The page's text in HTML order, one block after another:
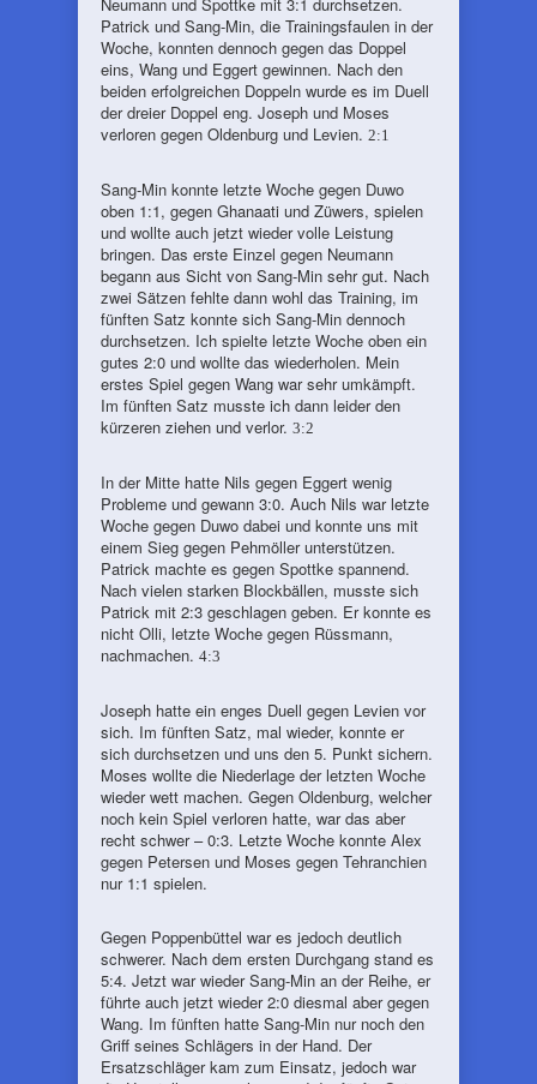
Patrick und Sang-Min, die Trainingsfaulen in der
Woche, konnten dennoch gegen das Doppel
eins, Wang und Eggert gewinnen. Nach den
beiden erfolgreichen Doppeln wurde es im Duell
der dreier Doppel eng. Joseph und Moses
verloren gegen Oldenburg und Levien. 2:1
Sang-Min konnte letzte Woche gegen Duwo
oben 1:1, gegen Ghanaati und Züwers, spielen
und wollte auch jetzt wieder volle Leistung
bringen. Das erste Einzel gegen Neumann
begann aus Sicht von Sang-Min sehr gut. Nach
zwei Sätzen fehlte dann wohl das Training, im
fünften Satz konnte sich Sang-Min dennoch
durchsetzen. Ich spielte letzte Woche oben ein
gutes 2:0 und wollte das wiederholen. Mein
erstes Spiel gegen Wang war sehr umkämpft.
Im fünften Satz musste ich dann leider den
kürzeren ziehen und verlor. 3:2
In der Mitte hatte Nils gegen Eggert wenig
Probleme und gewann 3:0. Auch Nils war letzte
Woche gegen Duwo dabei und konnte uns mit
einem Sieg gegen Pehmöller unterstützen.
Patrick machte es gegen Spottke spannend.
Nach vielen starken Blockbällen, musste sich
Patrick mit 2:3 geschlagen geben. Er konnte es
nicht Olli, letzte Woche gegen Rüssmann,
nachmachen. 4:3
Joseph hatte ein enges Duell gegen Levien vor
sich. Im fünften Satz, mal wieder, konnte er
sich durchsetzen und uns den 5. Punkt sichern.
Moses wollte die Niederlage der letzten Woche
wieder wett machen. Gegen Oldenburg, welcher
noch kein Spiel verloren hatte, war das aber
recht schwer – 0:3. Letzte Woche konnte Alex
gegen Petersen und Moses gegen Tehranchien
nur 1:1 spielen.
Gegen Poppenbüttel war es jedoch deutlich
schwerer. Nach dem ersten Durchgang stand es
5:4. Jetzt war wieder Sang-Min an der Reihe, er
führte auch jetzt wieder 2:0 diesmal aber gegen
Wang. Im fünften hatte Sang-Min nur noch den
Griff seines Schlägers in der Hand. Der
Ersatzschläger kam zum Einsatz, jedoch war